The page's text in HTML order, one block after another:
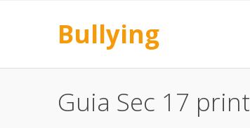
Bullying
Guia Sec 17 print